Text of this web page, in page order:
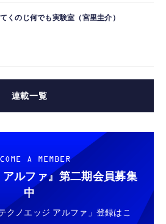
てくのじ何でも実験室（宮里圭介）
連載一覧
A MEMBER
ルファ』 第二期会員募集
中
クノエッジ アルファ」登録はこ